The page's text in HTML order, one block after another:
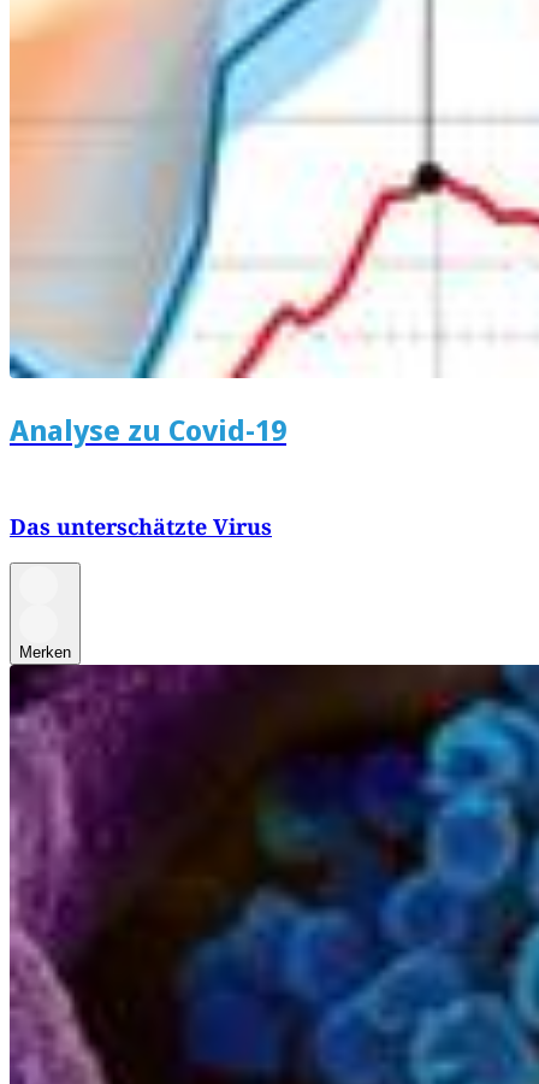
Analyse zu Covid-19
Das unterschätzte Virus
Merken